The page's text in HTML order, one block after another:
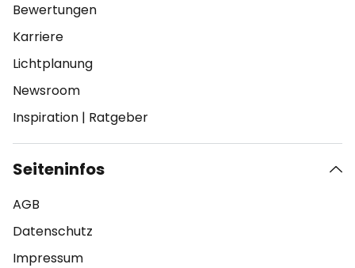
Bewertungen
Karriere
Lichtplanung
Newsroom
Inspiration | Ratgeber
Seiteninfos
AGB
Datenschutz
Impressum